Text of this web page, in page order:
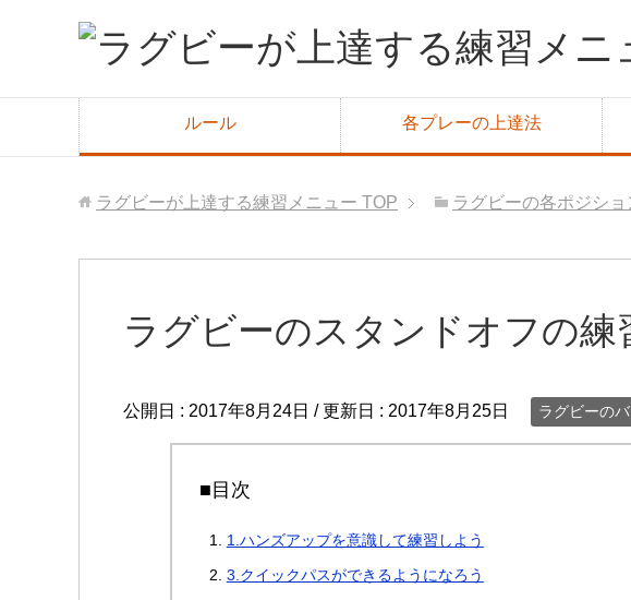
ルール 各プレーの上達法
ラグビーが上達する練習メニュー TOP ラグビーの各ポジショ
ラグビーのスタンドオフの練
公開日 : 2017年8月24日 / 更新日 : 2017年8月25日 ラグビーの
■目次
1.ハンズアップを意識して練習しよう
3.クイックパスができるようになろう